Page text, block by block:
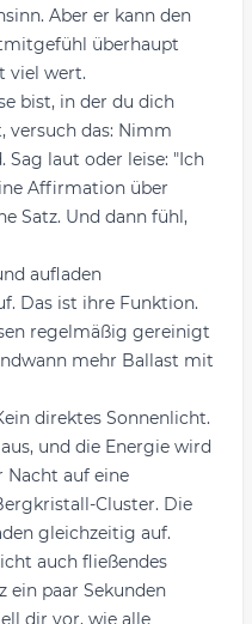
Aber er kann den
überhaupt
viel wert.
bist, in der du dich
versuch das: Nimm
Sag laut oder leise: "Ich
Affirmation über
Satz. Und dann fühl,
aufladen
Das ist ihre Funktion.
regelmäßig gereinigt
mehr Ballast mit
direktes Sonnenlicht.
und die Energie wird
Nacht auf eine
Cluster. Die
gleichzeitig auf.
auch fließendes
ein paar Sekunden
dir vor, wie alle